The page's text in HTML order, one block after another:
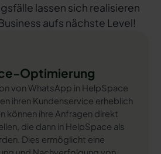
lassen sich realisieren
aufs nächste Level!
Optimierung
von WhatsApp in HelpSpace
ihren Kundenservice erheblich
können ihre Anfragen direkt
die dann in HelpSpace als
Dies ermöglicht eine